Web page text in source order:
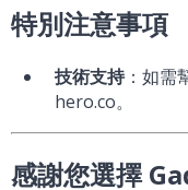
特別注意事項
技術支持：如需
hero.co。
感謝您選擇